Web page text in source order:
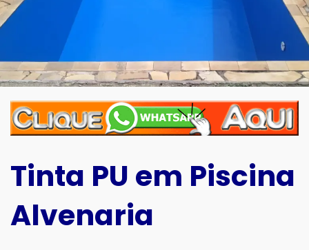
Tinta PU em Piscina
Alvenaria